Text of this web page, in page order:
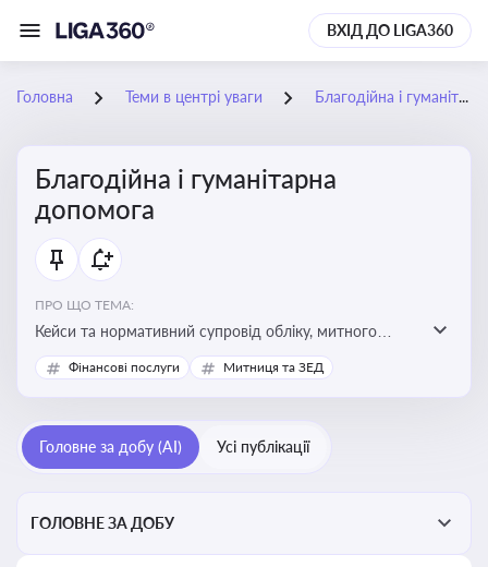
ВХІД ДО LIGA360
Головна Теми в центрі уваги Благодійна і гуманітарна допомога
Благодійна і гуманітарна
допомога
ПРО ЩО ТЕМА:
Кейси та нормативний супровід обліку, митного
оформлення, контролю та утилізації гуманітарної або
благодійної допомоги
Фінансові послуги Митниця та ЗЕД
Головне за добу (AI) Усі публікації
ГОЛОВНЕ ЗА ДОБУ